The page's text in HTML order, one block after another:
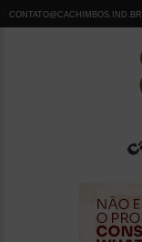
CONTATO@CACHIMBOS.IND.BR